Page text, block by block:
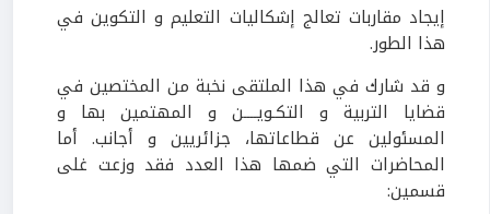
إيجاد مقاربات تعالج إشكاليات التعليم و التكوين في
هذا الطور.
و قد شارك في هذا الملتقى نخبة من المختصين في
قضايا التربية و التكـويــــن و المهتمين بها و
المسئولين عن قطاعاتها، جزائريين و أجانب. أما
المحاضرات التي ضمها هذا العدد فقد وزعت غلى
قسمين: